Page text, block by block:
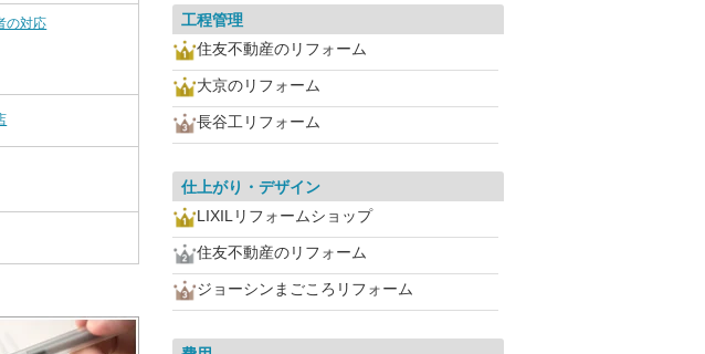
の対応
工程管理
住友不動産のリフォーム
大京のリフォーム
長谷工リフォーム
仕上がり・デザイン
LIXILリフォームショップ
住友不動産のリフォーム
ジョーシンまごころリフォーム